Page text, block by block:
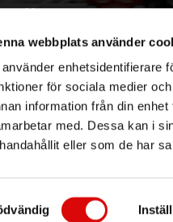
webbplats använder
enhetsidentifierare
för sociala medier
information från din
med. Dessa kan i
eller som de har
cookies